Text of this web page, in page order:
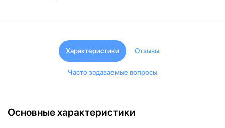
Характеристики Отзывы
Часто задаваемые вопросы
Основные характеристики